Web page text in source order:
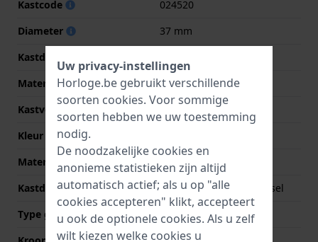
Kastcode
024520
Diameter
37 mm
Kastdikte
Materiaal
Siliconen
Kastvorm
Kleur kast
Materiaal kastdeksel
Roestvrij staal
Kastdeksel
Geschroefde achterdeksel
Type glas
Mineraal
Uw privacy-instellingen
Horloge.be gebruikt verschillende
soorten cookies. Voor sommige
soorten hebben we uw toestemming
nodig.
De noodzakelijke cookies en
anonieme statistieken zijn altijd
automatisch actief; als u op "alle
cookies accepteren" klikt, accepteert
u ook de optionele cookies. Als u zelf
wilt kiezen welke cookies u